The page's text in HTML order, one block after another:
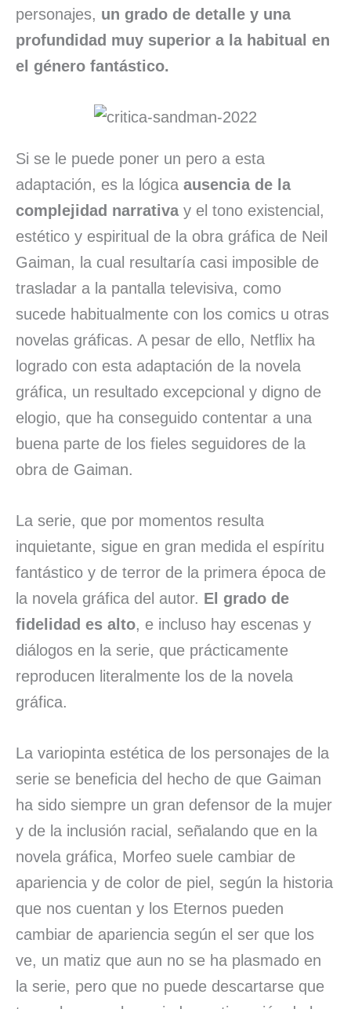
personajes, un grado de detalle y una
profundidad muy superior a la habitual en
el género fantástico.
Si se le puede poner un pero a esta
adaptación, es la lógica ausencia de la
complejidad narrativay el tono existencial,
estético y espiritual de la obra gráfica de Neil
Gaiman, la cual resultaría casi imposible de
trasladar a la pantalla televisiva, como
sucede habitualmente con los comics u otras
novelas gráficas. A pesar de ello, Netflix ha
logrado con esta adaptación de la novela
gráfica, un resultado excepcional y digno de
elogio, que ha conseguido contentar a una
buena parte de los fieles seguidores de la
obra de Gaiman.
La serie, que por momentos resulta
inquietante, sigue en gran medida el espíritu
fantástico y de terror de la primera época de
la novela gráfica del autor. El grado de
fidelidad es alto, e incluso hay escenas y
diálogos en la serie, que prácticamente
reproducen literalmente los de la novela
gráfica.
La variopinta estética de los personajes de la
serie se beneficia del hecho de que Gaiman
ha sido siempre un gran defensor de la mujer
y de la inclusión racial, señalando que en la
novela gráfica, Morfeo suele cambiar de
apariencia y de color de piel, según la historia
que nos cuentan y los Eternos pueden
cambiar de apariencia según el ser que los
ve, un matiz que aun no se ha plasmado en
la serie, pero que no puede descartarse que